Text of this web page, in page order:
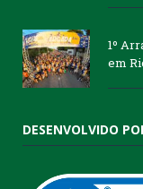
1º
em
DESENVOLVIDO